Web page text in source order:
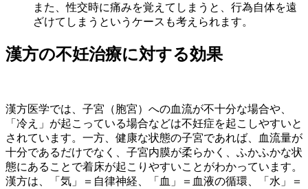
また、性交時に痛みを覚えてしまうと、行為自体を遠
ざけてしまうというケースも考えられます。
漢方の不妊治療に対する効果
漢方医学では、子宮（胞宮）への血流が不十分な場合や、
「冷え」が起こっている場合などは不妊症を起こしやすいと
されています。一方、健康な状態の子宮であれば、血流量が
十分であるだけでなく、子宮内膜が柔らかく、ふかふかな状
態にあることで着床が起こりやすいことがわかっています。
漢方は、「気」＝自律神経、「血」＝血液の循環、「水」＝